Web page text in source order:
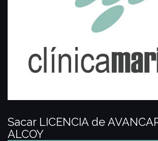
Sacar LICENCIA de
ALCOY